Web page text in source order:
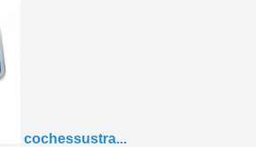
cochessustra...